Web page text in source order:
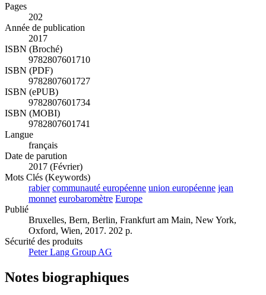
Pages
202
Année de publication
2017
ISBN (Broché)
9782807601710
ISBN (PDF)
9782807601727
ISBN (ePUB)
9782807601734
ISBN (MOBI)
9782807601741
Langue
français
Date de parution
2017 (Février)
Mots Clés (Keywords)
rabier communauté européenne union européenne jean
monnet eurobaromètre Europe
Publié
Bruxelles, Bern, Berlin, Frankfurt am Main, New York,
Oxford, Wien, 2017. 202 p.
Sécurité des produits
Peter Lang Group AG
Notes biographiques